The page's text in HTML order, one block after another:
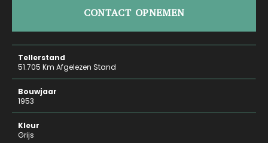
CONTACT OPNEMEN
Tellerstand
51.705 Km Afgelezen Stand
Bouwjaar
1953
Kleur
Grijs